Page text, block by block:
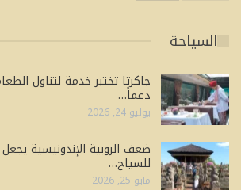
السياحة
جاكرتا تختبر خدمة لتناول
دعماً…
يوليو 24, 2026
ضعف الروبية الإندونيسية
للسياح…
مايو 25, 2026